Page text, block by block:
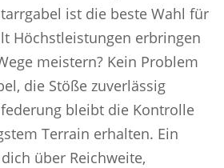
ist die beste Wahl für
Höchstleistungen erbringen
meistern? Kein Problem
die Stöße zuverlässig
bleibt die Kontrolle
Terrain erhalten. Ein
über Reichweite,